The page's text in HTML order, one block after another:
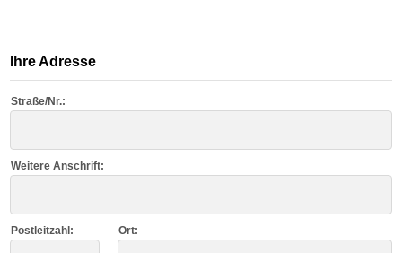
Ihre Adresse
Straße/Nr.:
Weitere Anschrift:
Postleitzahl: Ort: